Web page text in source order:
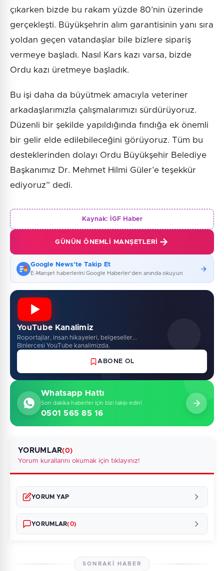
çıkarken bizde bu rakam yüzde 80’nin üzerinde
gerçekleşti. Büyükşehrin alım garantisinin yanı sıra
yoldan geçen vatandaşlar bile bizlere sipariş
vermeye başladı. Nasıl Kars kazı varsa, bizde
Ordu kazı üretmeye başladık.
Bu işi daha da büyütmek amacıyla veteriner
arkadaşlarımızla çalışmalarımızı sürdürüyoruz.
Düzenli bir şekilde yapıldığında fındığa ek önemli
bir gelir elde edilebileceğini görüyoruz. Tüm bu
desteklerinden dolayı Ordu Büyükşehir Belediye
Başkanımız Dr. Mehmet Hilmi Güler’e teşekkür
ediyoruz” dedi.
Kaynak: İGF Haber
GÜNÜN ÖNEMLI MANŞETLERI
Google News'te Takip Et
E-Manşet haberlerini Google Haberler'den anında okuyun
YouTube Kanalimiz
Roportajlar, insan hikayeleri, belgeseller...
Binlercesi YouTube kanalimizda.
ABONE OL
Whatsapp Hattı
Son dakika haberler için bizi takip edin!
0501 565 85 16
YORUMLAR(0)
Yorum kurallarını okumak için tıklayınız!
YORUM YAP
YORUMLAR(0)
SONRAKI HABER